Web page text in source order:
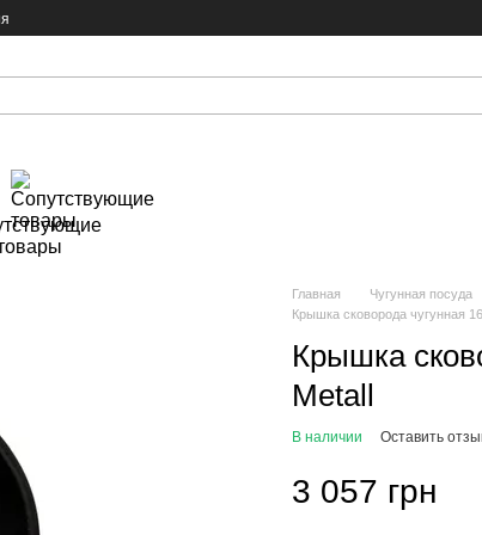
Главная Чугунная посуда
Крышка сковорода чугунная
Крышка
Metall
В наличии Оставить
3 057 грн